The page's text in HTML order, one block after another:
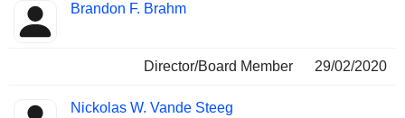
Brandon F. Brahm
Director/Board Member 29/02/2020
Nickolas W. Vande Steeg